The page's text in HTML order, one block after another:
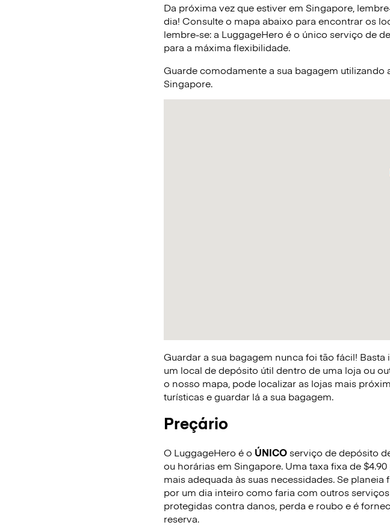
Da próxima vez que estiver em Singapore,
dia! Consulte o mapa abaixo para encontrar os
lembre-se: a LuggageHero é o único serviço de
para a máxima flexibilidade.
Guarde comodamente a sua bagagem
Singapore.
Guardar a sua bagagem nunca foi tão fácil!
um local de depósito útil dentro de uma loja ou
o nosso mapa, pode localizar as lojas mais
turísticas e guardar lá a sua bagagem.
Preçário
O LuggageHero é o ÚNICOserviço de depósito
ou horárias em Singapore. Uma taxa fixa de
mais adequada às suas necessidades. Se
por um dia inteiro como faria com outros
protegidas contra danos, perda e roubo e é
reserva.